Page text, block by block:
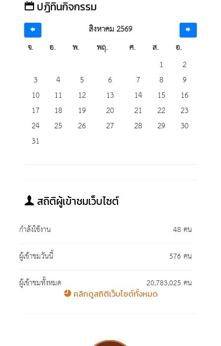
ปฎิทินกิจกรรม
สิงหาคม 2569
จ.
อ. พ. พฤ. ศ. ส.
อ.
1
2
3
4 5 6 7 8
9
10
11 12 13 14 15
16
17
18 19 20 21 22
23
24
25 26 27 28 29
30
31
สถิติผู้เข้าชมเว็บไซต์
กำลังใช้งาน
48 คน
ผู้เข้าชมวันนี้
576 คน
ผู้เข้าชมทั้งหมด
20,783,025 คน
คลิกดูสถิติเว็บไซต์ทั้งหมด